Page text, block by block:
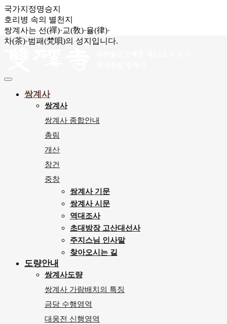
국가지정명승지
호리병 속의 별천지
쌍계사는 선(禪)·교(敎)·율(律)·
차(茶)·범패(梵唄)의 성지입니다.
쌍계사
쌍계사
쌍계사 종합안내
총림
개산
창건
중창
쌍계사 기문
쌍계사 시문
역대조사
초대방장 고산대선사
주지스님 인사말
찾아오시는 길
도량안내
쌍계사도량
쌍계사 가람배치의 특징
금당 수행영역
대웅전 신행영역